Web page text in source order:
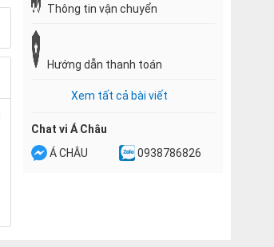
Thông tin vận chuyển
Hướng dẫn thanh toán
Xem tất cả bài viết
Chat vi Á Châu
Á CHÂU
0938786826